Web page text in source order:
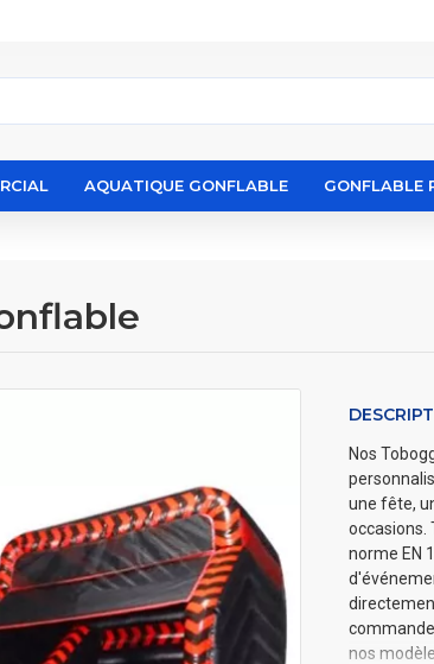
AQUATIQUE GONFLABLE GONFLABLE
Nos
une fête,
occasions.
norme EN
nos